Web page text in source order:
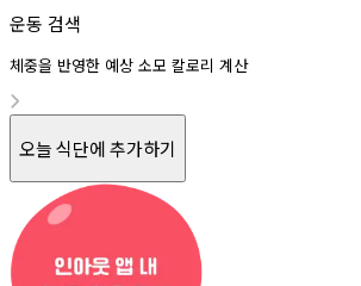
운동 검색
체중을 반영한 예상 소모 칼로리 계산
오늘 식단에 추가하기